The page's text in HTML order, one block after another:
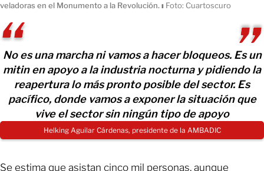
veladoras en el Monumento a la Revolución. ı Foto: Cuartoscuro
No es una marcha ni vamos a hacer bloqueos. Es un
mitin en apoyo a la industria nocturna y pidiendo la
reapertura lo más pronto posible del sector. Es
pacífico, donde vamos a exponer la situación que
vive el sector sin ningún tipo de apoyo
Helking Aguilar Cárdenas, presidente de la AMBADIC
Se estima que asistan cinco mil personas, aunque